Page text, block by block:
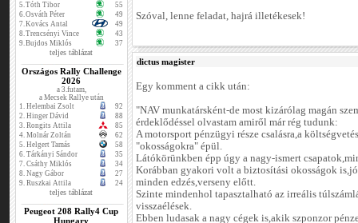
5.Tóth Tibor
55
6.Osváth Péter
49
7.Kovács Antal
49
8.Trencsényi Vince
43
9.Bujdos Miklós 37
teljes táblázat
Országos Rally Challenge
2026
a 3.futam,
a Mecsek Rallye után
1. Helembai Zsolt
92
2. Hinger Dávid
88
3. Rongits Attila
85
4. Molnár Zoltán
62
5. Helgert Tamás
58
6. Tárkányi Sándor
35
7. Csáthy Miklós
34
8. Nagy Gábor
27
9. Ruszkai Attila 24
teljes táblázat
Peugeot 208 Rally4 Cup
Hungary
Szóval, lenne feladat, hajrá illetékesek!
dictus magister
Egy komment a cikk után:
"NAV munkatársként-de most kizárólag magán
érdeklődéssel olvastam amiről már rég tudunk:
A motorsport pénzügyi része csalásra,a
"okosságokra" épül.
Látókörünkben épp úgy a nagy-ismert
Korábban gyakori volt a biztosítási okosságok
minden edzés,verseny előtt.
Szinte mindenhol tapasztalható az irreális
visszaélések.
Ebben ludasak a nagy cégek is,akik szponzor